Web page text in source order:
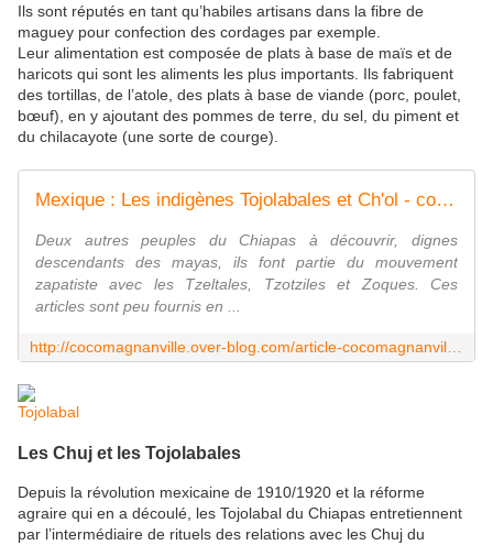
Ils sont réputés en tant qu’habiles artisans dans la fibre de
maguey pour confection des cordages par exemple.
Leur alimentation est composée de plats à base de maïs et de
haricots qui sont les aliments les plus importants. Ils fabriquent
des tortillas, de l’atole, des plats à base de viande (porc, poulet,
bœuf), en y ajoutant des pommes de terre, du sel, du piment et
du chilacayote (une sorte de courge).
Mexique : Les indigènes Tojolabales et Ch'ol - coco Magnanville
Deux autres peuples du Chiapas à découvrir, dignes
descendants des mayas, ils font partie du mouvement
zapatiste avec les Tzeltales, Tzotziles et Zoques. Ces
articles sont peu fournis en ...
Tojolabal
Les Chuj et les Tojolabales
Depuis la révolution mexicaine de 1910/1920 et la réforme
agraire qui en a découlé, les Tojolabal du Chiapas entretiennent
par l’intermédiaire de rituels des relations avec les Chuj du